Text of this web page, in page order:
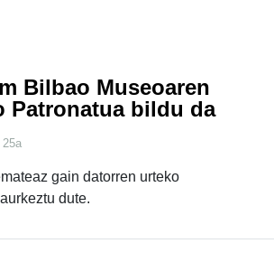
Bilbao Museoaren
Patronatua bildu da
25a
gain datorren urteko
dute.